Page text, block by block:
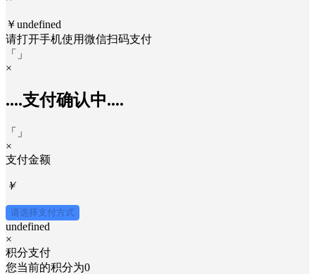
￥undefined
请打开手机使用微信扫码支付
「
」
×
....支付确认中....
「
」
×
支付金额
￥
请选择支付方式
undefined
×
积分支付
您当前的积分为0